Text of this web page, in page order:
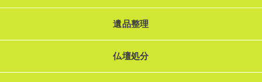
遺品整理
仏壇処分